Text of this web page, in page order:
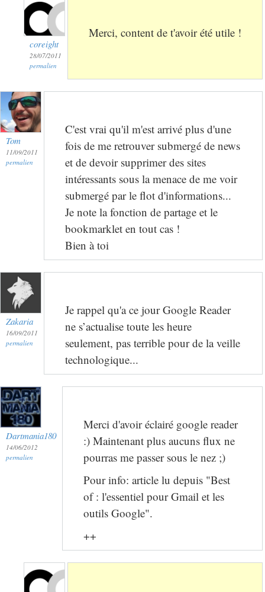
coreight
28/07/2011
permalien
Merci, content de t'avoir été utile !
Tom
11/09/2011
permalien
C'est vrai qu'il m'est arrivé plus d'une
fois de me retrouver submergé de news
et de devoir supprimer des sites
intéressants sous la menace de me voir
submergé par le flot d'informations...
Je note la fonction de partage et le
bookmarklet en tout cas !
Bien à toi
Zakaria
16/09/2011
permalien
Je rappel qu'a ce jour Google Reader
ne s’actualise toute les heure
seulement, pas terrible pour de la veille
technologique...
Dartmania180
14/06/2012
permalien
Merci d'avoir éclairé google reader
:) Maintenant plus aucuns flux ne
pourras me passer sous le nez ;)
Pour info: article lu depuis "Best
of : l'essentiel pour Gmail et les
outils Google".
++